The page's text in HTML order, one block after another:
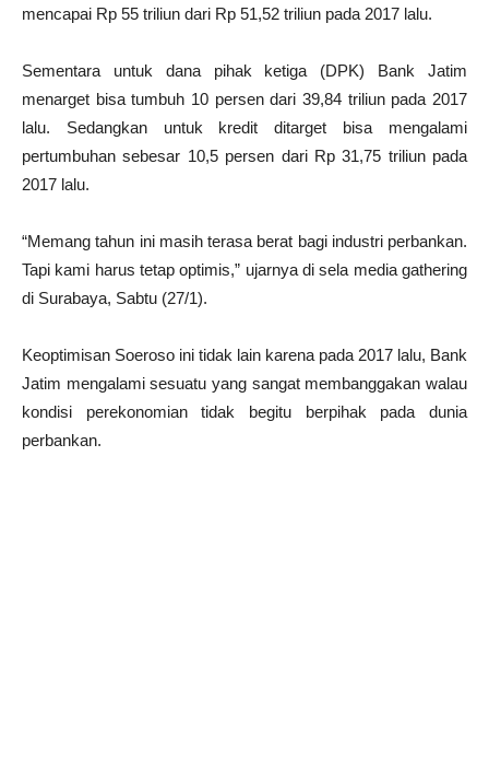
mencapai Rp 55 triliun dari Rp 51,52 triliun pada 2017 lalu.
Sementara untuk dana pihak ketiga (DPK) Bank Jatim
menarget bisa tumbuh 10 persen dari 39,84 triliun pada 2017
lalu. Sedangkan untuk kredit ditarget bisa mengalami
pertumbuhan sebesar 10,5 persen dari Rp 31,75 triliun pada
2017 lalu.
“Memang tahun ini masih terasa berat bagi industri perbankan.
Tapi kami harus tetap optimis,” ujarnya di sela media gathering
di Surabaya, Sabtu (27/1).
Keoptimisan Soeroso ini tidak lain karena pada 2017 lalu, Bank
Jatim mengalami sesuatu yang sangat membanggakan walau
kondisi perekonomian tidak begitu berpihak pada dunia
perbankan.